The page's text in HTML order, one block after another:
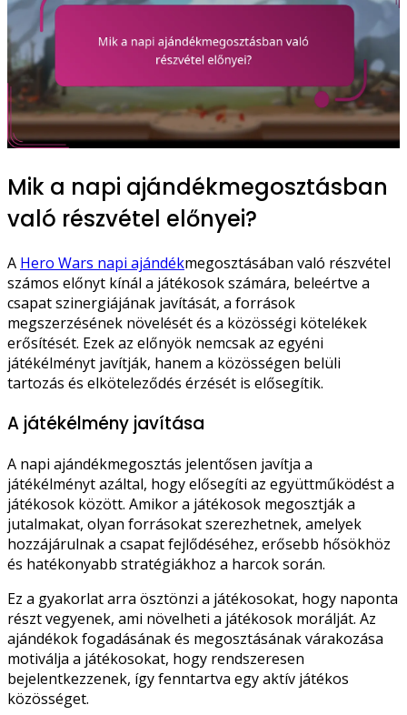
Mik a napi ajándékmegosztásban
való részvétel előnyei?
A Hero Wars napi ajándékmegosztásában való részvétel
számos előnyt kínál a játékosok számára, beleértve a
csapat szinergiájának javítását, a források
megszerzésének növelését és a közösségi kötelékek
erősítését. Ezek az előnyök nemcsak az egyéni
játékélményt javítják, hanem a közösségen belüli
tartozás és elköteleződés érzését is elősegítik.
A játékélmény javítása
A napi ajándékmegosztás jelentősen javítja a
játékélményt azáltal, hogy elősegíti az együttműködést a
játékosok között. Amikor a játékosok megosztják a
jutalmakat, olyan forrásokat szerezhetnek, amelyek
hozzájárulnak a csapat fejlődéséhez, erősebb hősökhöz
és hatékonyabb stratégiákhoz a harcok során.
Ez a gyakorlat arra ösztönzi a játékosokat, hogy naponta
részt vegyenek, ami növelheti a játékosok morálját. Az
ajándékok fogadásának és megosztásának várakozása
motiválja a játékosokat, hogy rendszeresen
bejelentkezzenek, így fenntartva egy aktív játékos
közösséget.